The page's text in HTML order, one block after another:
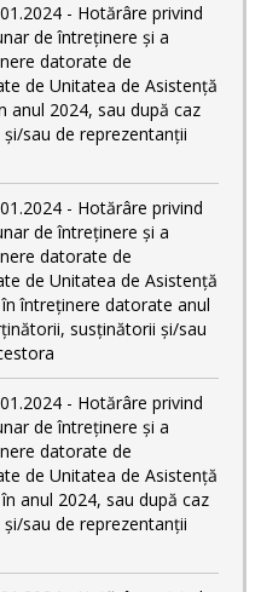
- Hotărâre privind
de întreținere și a
datorate de
de Unitatea de Asistență
anul 2024, sau după caz
sau de reprezentanții
- Hotărâre privind
de întreținere și a
datorate de
de Unitatea de Asistență
întreținere datorate anul
susținătorii și/sau
- Hotărâre privind
de întreținere și a
datorate de
de Unitatea de Asistență
anul 2024, sau după caz
sau de reprezentanții